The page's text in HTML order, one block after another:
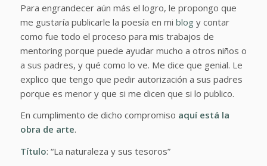
Para engrandecer aún más el logro, le propongo que
me gustaría publicarle la poesía en mi blogy contar
como fue todo el proceso para mis trabajos de
mentoring porque puede ayudar mucho a otros niños o
a sus padres, y qué como lo ve. Me dice que genial. Le
explico que tengo que pedir autorización a sus padres
porque es menor y que si me dicen que si lo publico.
En cumplimento de dicho compromiso aquí está la
obra de arte.
Título: “La naturaleza y sus tesoros”